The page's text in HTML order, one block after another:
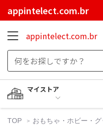
appintelect.com.br
appintelect.com.br
マイストア
TOP おもちゃ・ホビー・